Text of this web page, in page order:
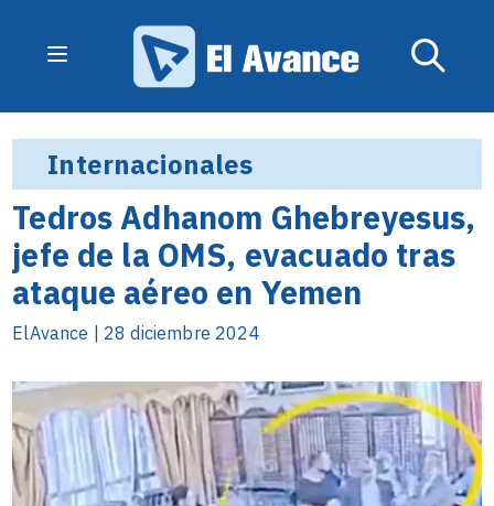
Internacionales
Tedros Adhanom Ghebreyesus,
jefe de la OMS, evacuado tras
ataque aéreo en Yemen
ElAvance | 28 diciembre 2024